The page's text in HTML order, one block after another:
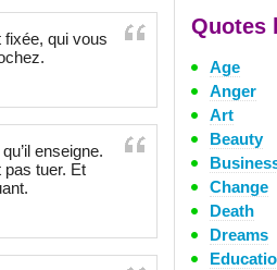
qui vous
enseigne.
tuer. Et
Quotes
Age
Anger
Art
Beauty
Change
Death
Dreams